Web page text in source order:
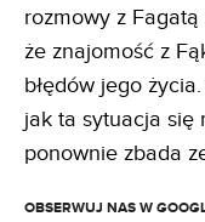
rozmowy z Fagatą
że znajomość z
błędów jego
jak ta sytuacja się
ponownie zbada
OBSERWUJ NAS W